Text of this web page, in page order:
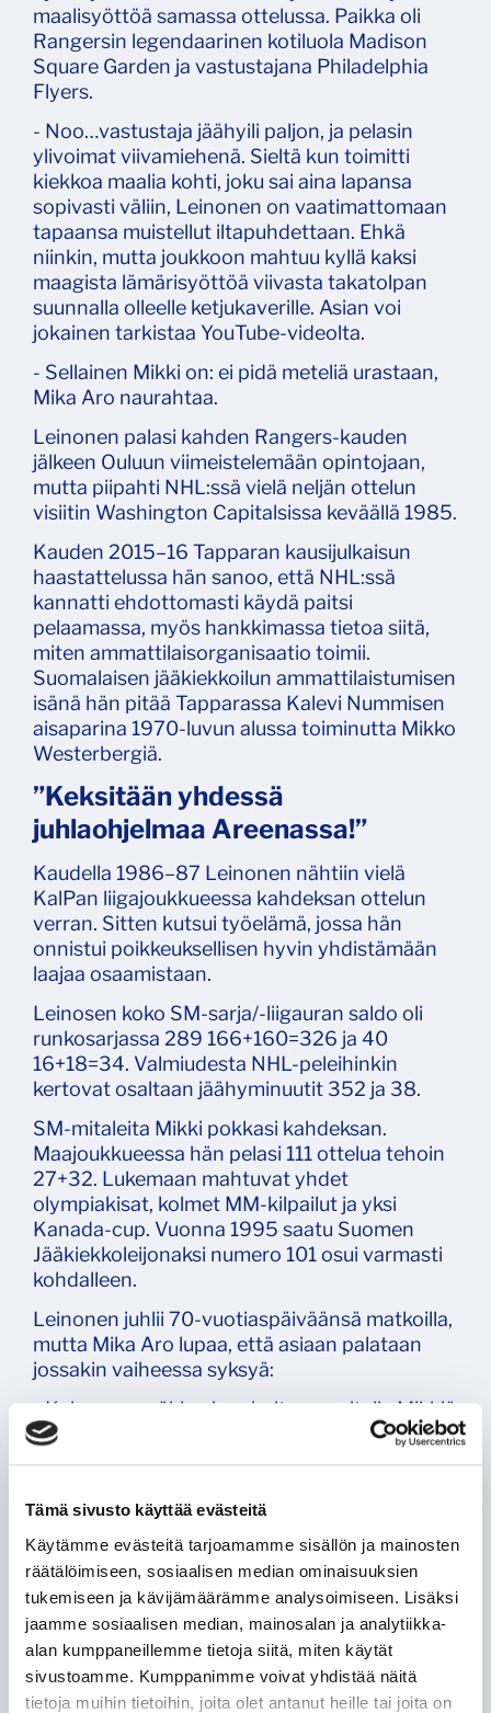
Tämä sivusto käyttää evästeitä
Käytämme evästeitä tarjoamamme sisällön ja mainosten
räätälöimiseen, sosiaalisen median ominaisuuksien
tukemiseen ja kävijämäärämme analysoimiseen. Lisäksi
jaamme sosiaalisen median, mainosalan ja analytiikka-
alan kumppaneillemme tietoja siitä, miten käytät
sivustoamme. Kumppanimme voivat yhdistää näitä
tietoja muihin tietoihin, joita olet antanut heille tai joita on
maalisyöttöä samassa ottelussa. Paikka oli
Rangersin legendaarinen kotiluola Madison
Square Garden ja vastustajana Philadelphia
Flyers.
- Noo…vastustaja jäähyili paljon, ja pelasin
ylivoimat viivamiehenä. Sieltä kun toimitti
kiekkoa maalia kohti, joku sai aina lapansa
sopivasti väliin, Leinonen on vaatimattomaan
tapaansa muistellut iltapuhdettaan. Ehkä
niinkin, mutta joukkoon mahtuu kyllä kaksi
maagista lämärisyöttöä viivasta takatolpan
suunnalla olleelle ketjukaverille. Asian voi
jokainen tarkistaa YouTube-videolta.
- Sellainen Mikki on: ei pidä meteliä urastaan,
Mika Aro naurahtaa.
Leinonen palasi kahden Rangers-kauden
jälkeen Ouluun viimeistelemään opintojaan,
mutta piipahti NHL:ssä vielä neljän ottelun
visiitin Washington Capitalsissa keväällä 1985.
Kauden 2015–16 Tapparan kausijulkaisun
haastattelussa hän sanoo, että NHL:ssä
kannatti ehdottomasti käydä paitsi
pelaamassa, myös hankkimassa tietoa siitä,
miten ammattilaisorganisaatio toimii.
Suomalaisen jääkiekkoilun ammattilaistumisen
isänä hän pitää Tapparassa Kalevi Nummisen
aisaparina 1970-luvun alussa toiminutta Mikko
Westerbergiä.
”Keksitään yhdessä
juhlaohjelmaa Areenassa!”
Kaudella 1986–87 Leinonen nähtiin vielä
KalPan liigajoukkueessa kahdeksan ottelun
verran. Sitten kutsui työelämä, jossa hän
onnistui poikkeuksellisen hyvin yhdistämään
laajaa osaamistaan.
Leinosen koko SM-sarja/-liigauran saldo oli
runkosarjassa 289 166+160=326 ja 40
16+18=34. Valmiudesta NHL-peleihinkin
kertovat osaltaan jäähyminuutit 352 ja 38.
SM-mitaleita Mikki pokkasi kahdeksan.
Maajoukkueessa hän pelasi 111 ottelua tehoin
27+32. Lukemaan mahtuvat yhdet
olympiakisat, kolmet MM-kilpailut ja yksi
Kanada-cup. Vuonna 1995 saatu Suomen
Jääkiekkoleijonaksi numero 101 osui varmasti
kohdalleen.
Leinonen juhlii 70-vuotiaspäiväänsä matkoilla,
mutta Mika Aro lupaa, että asiaan palataan
jossakin vaiheessa syksyä:
- Koko seuraväki voi parhaiten onnitella Mikkiä
saapumalla sankoin joukoin kotiotteluihimme.
Keksitään yhdessä hänelle jotain sopivaa
tiimoilta!
Antti-Pekka Lehtonen